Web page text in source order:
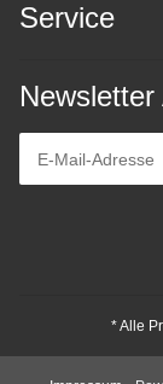
Service
Newsletter
* Alle